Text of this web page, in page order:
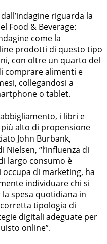
riguarda la
Food & Beverage:
come la
prodotti di questo tipo
con oltre un quarto del
comprare alimenti e
collegandosi a
o tablet.
i libri e
alto di propensione
John Burbank,
“l’influenza di
largo consumo è
occupa di marketing, ha
individuare chi si
spesa quotidiana in
tipologia di
digitali adeguate per
online”.